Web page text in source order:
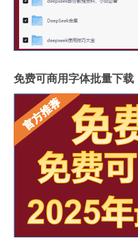
免费可商用字体批量下载